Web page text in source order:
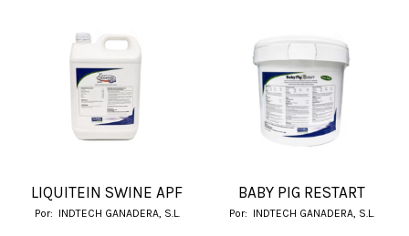
LIQUITEIN SWINE APF
Por: INDTECH GANADERA, S.L.
BABY PIG RESTART
Por: INDTECH GANADERA, S.L.